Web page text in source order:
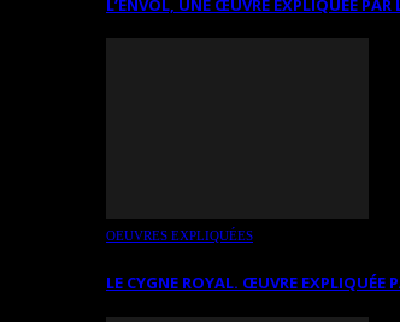
L’ENVOL, UNE ŒUVRE EXPLIQUÉE PAR
OEUVRES EXPLIQUÉES
LE CYGNE ROYAL. ŒUVRE EXPLIQUÉE